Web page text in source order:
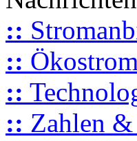
::
:: Ökostrom
::
:: Zahlen